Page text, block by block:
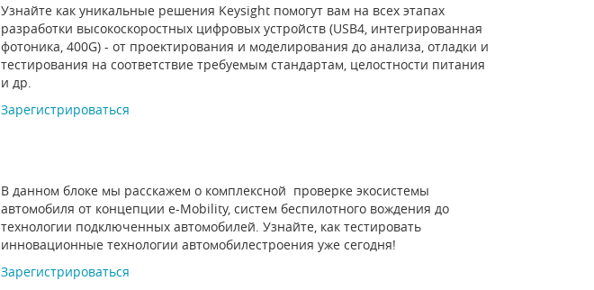
Узнайте как уникальные решения Keysight помогут вам на всех этапах
разработки высокоскоростных цифровых устройств (USB4, интегрированная
фотоника, 400G) - от проектирования и моделирования до анализа, отладки и
тестирования на соответствие требуемым стандартам, целостности питания
и др.
Зарегистрироваться
В данном блоке мы расскажем о комплексной проверке экосистемы
автомобиля от концепции e-Mobility, систем беспилотного вождения до
технологии подключенных автомобилей. Узнайте, как тестировать
инновационные технологии автомобилестроения уже сегодня!
Зарегистрироваться